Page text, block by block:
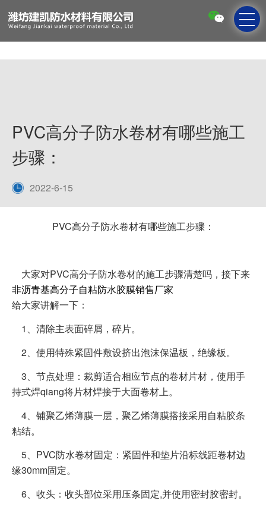
PVC高分子防水卷材有哪些施工
步骤：
2022-6-15
PVC高分子防水卷材有哪些施工步骤：
大家对PVC高分子防水卷材的施工步骤清楚吗，接下来
非沥青基高分子自粘防水胶膜销售厂家
给大家讲解一下：
1、清除主表面碎屑，碎片。
2、使用特殊紧固件敷设挤出泡沫保温板，绝缘板。
3、节点处理：裁剪适合相应节点的卷材片材，使用手
持式焊qiang将片材焊接于大面卷材上。
4、铺聚乙烯薄膜一层，聚乙烯薄膜搭接采用自粘胶条
粘结。
5、PVC防水卷材固定：紧固件和垫片沿标线距卷材边
缘30mm固定。
6、收头：收头部位采用压条固定,并使用密封胶密封。